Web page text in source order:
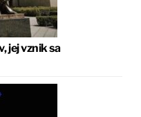
jej vznik sa